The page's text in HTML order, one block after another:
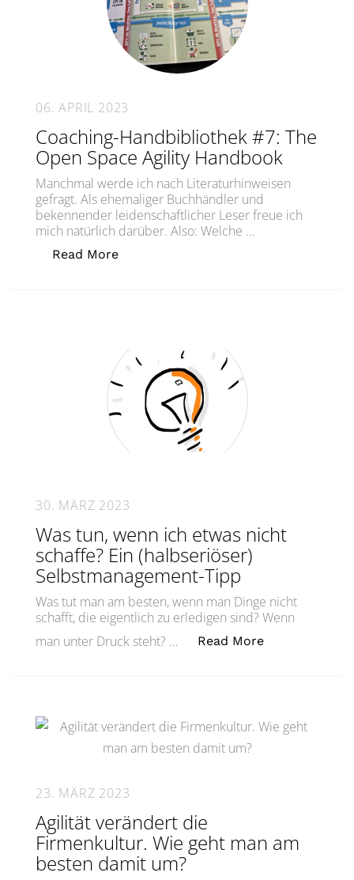
06. APRIL 2023
Coaching-Handbibliothek #7: The
Open Space Agility Handbook
Manchmal werde ich nach Literaturhinweisen
gefragt. Als ehemaliger Buchhändler und
bekennender leidenschaftlicher Leser freue ich
mich natürlich darüber. Also: Welche …
Read More„Coaching-Handbibliothek #7: The
30. MÄRZ 2023
Was tun, wenn ich etwas nicht
schaffe? Ein (halbseriöser)
Selbstmanagement-Tipp
Was tut man am besten, wenn man Dinge nicht
schafft, die eigentlich zu erledigen sind? Wenn
man unter Druck steht? …
Read More„Was tun,
23. MÄRZ 2023
Agilität verändert die
Firmenkultur. Wie geht man am
besten damit um?